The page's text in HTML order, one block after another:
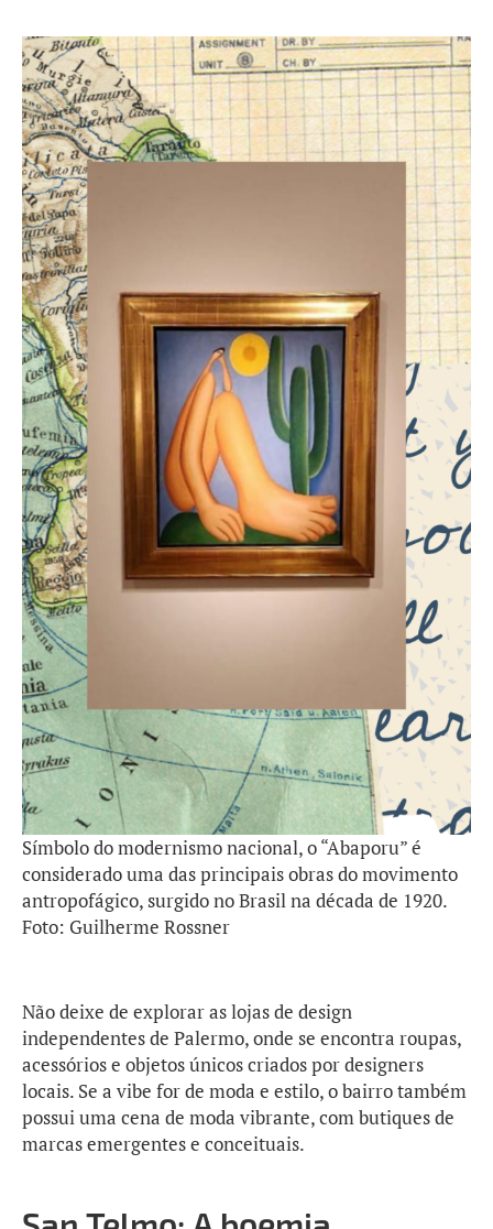
Símbolo do modernismo nacional, o “Abaporu” é
considerado uma das principais obras do movimento
antropofágico, surgido no Brasil na década de 1920.
Foto: Guilherme Rossner
Não deixe de explorar as lojas de design
independentes de Palermo, onde se encontra roupas,
acessórios e objetos únicos criados por designers
locais. Se a vibe for de moda e estilo, o bairro também
possui uma cena de moda vibrante, com butiques de
marcas emergentes e conceituais.